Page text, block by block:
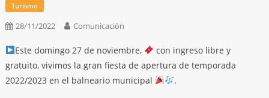
Turismo
28/11/2022 Comunicación
Este domingo 27 de noviembre,
con ingreso libre y
gratuito, vivimos la gran fiesta de apertura de temporada
2022/2023 en el balneario municipal
.